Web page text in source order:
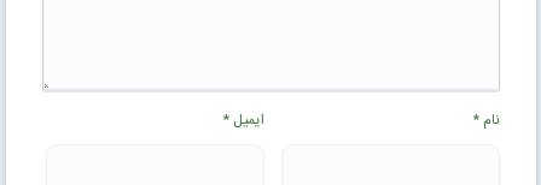
نام* ایمیل*